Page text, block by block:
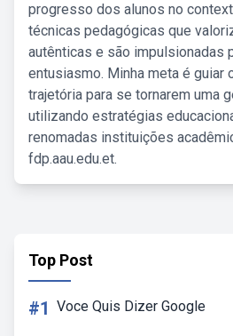
progresso dos alunos no
técnicas pedagógicas que
autênticas e são impulsionadas
entusiasmo. Minha meta é guiar
trajetória para se tornarem uma
utilizando estratégias
renomadas instituições
fdp.aau.edu.et.
Top Post
#1 Voce Quis Dizer Google